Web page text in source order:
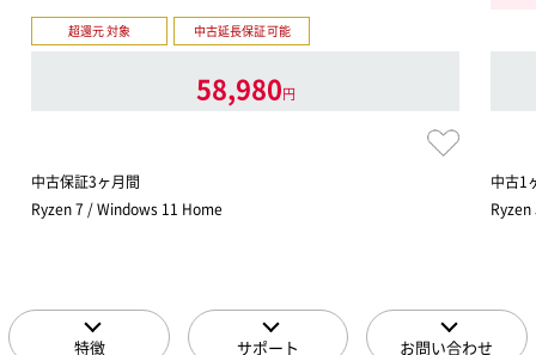
超還元 対象 中古延長保証可能
58,980円
中古保証3ヶ月間
Ryzen 7 / Windows 11 Home
中古1
特徴 サポート お問い合わせ